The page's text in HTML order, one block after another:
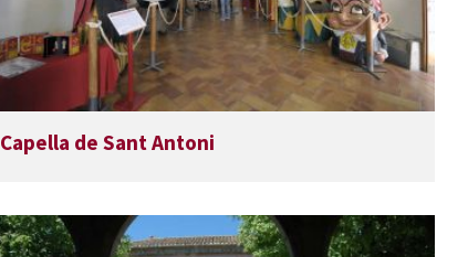
Capella de Sant Antoni